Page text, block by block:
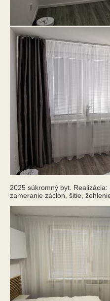
2025 súkromný byt.
zameranie záclon, šitie,